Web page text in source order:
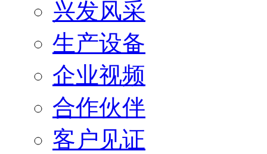
兴发风采
生产设备
企业视频
合作伙伴
客户见证